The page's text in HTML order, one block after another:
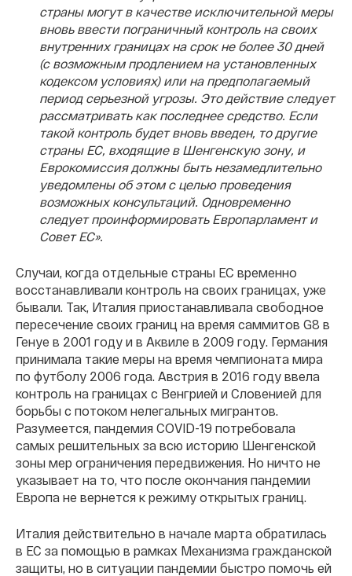
страны могут в качестве исключительной меры
вновь ввести пограничный контроль на своих
внутренних границах на срок не более 30 дней
(с возможным продлением на установленных
кодексом условиях) или на предполагаемый
период серьезной угрозы. Это действие следует
рассматривать как последнее средство. Если
такой контроль будет вновь введен, то другие
страны ЕС, входящие в Шенгенскую зону, и
Еврокомиссия должны быть незамедлительно
уведомлены об этом с целью проведения
возможных консультаций. Одновременно
следует проинформировать Европарламент и
Совет ЕС».
Случаи, когда отдельные страны ЕС временно
восстанавливали контроль на своих границах, уже
бывали. Так, Италия приостанавливала свободное
пересечение своих границ на время саммитов G8 в
Генуе в 2001 году и в Аквиле в 2009 году. Германия
принимала такие меры на время чемпионата мира
по футболу 2006 года. Австрия в 2016 году ввела
контроль на границах с Венгрией и Словенией для
борьбы с потоком нелегальных мигрантов.
Разумеется, пандемия COVID-19 потребовала
самых решительных за всю историю Шенгенской
зоны мер ограничения передвижения. Но ничто не
указывает на то, что после окончания пандемии
Европа не вернется к режиму открытых границ.
Италия действительно в начале марта обратилась
в ЕС за помощью в рамках Механизма гражданской
защиты, но в ситуации пандемии быстро помочь ей